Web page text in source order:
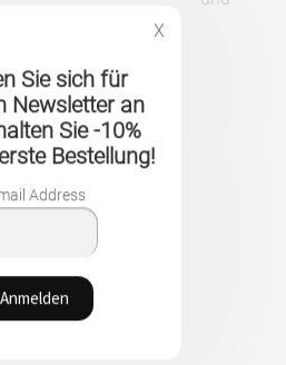
X
Sie sich für
Newsletter an
Sie -10%
Bestellung!
Address